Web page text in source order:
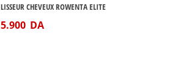
LISSEUR CHEVEUX ROWENTA ELITE
5.900 DA